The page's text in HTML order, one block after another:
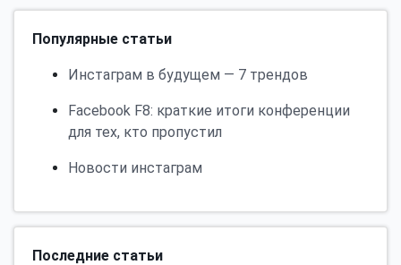
Популярные статьи
Инстаграм в будущем — 7 трендов
Facebook F8: краткие итоги конференции
для тех, кто пропустил
Новости инстаграм
Последние статьи